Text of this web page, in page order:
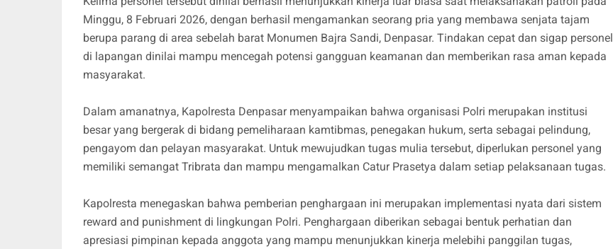
Minggu, 8 Februari 2026, dengan berhasil mengamankan seorang pria yang membawa senjata tajam
berupa parang di area sebelah barat Monumen Bajra Sandi, Denpasar. Tindakan cepat dan sigap personel
di lapangan dinilai mampu mencegah potensi gangguan keamanan dan memberikan rasa aman kepada
masyarakat.
Dalam amanatnya, Kapolresta Denpasar menyampaikan bahwa organisasi Polri merupakan institusi
besar yang bergerak di bidang pemeliharaan kamtibmas, penegakan hukum, serta sebagai pelindung,
pengayom dan pelayan masyarakat. Untuk mewujudkan tugas mulia tersebut, diperlukan personel yang
memiliki semangat Tribrata dan mampu mengamalkan Catur Prasetya dalam setiap pelaksanaan tugas.
Kapolresta menegaskan bahwa pemberian penghargaan ini merupakan implementasi nyata dari sistem
reward and punishment di lingkungan Polri. Penghargaan diberikan sebagai bentuk perhatian dan
apresiasi pimpinan kepada anggota yang mampu menunjukkan kinerja melebihi panggilan tugas,